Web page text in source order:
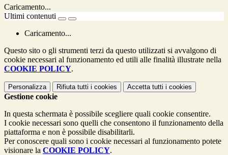
Caricamento...
Ultimi contenuti
Caricamento...
Questo sito o gli strumenti terzi da questo utilizzati si avvalgono di
cookie necessari al funzionamento ed utili alle finalità illustrate nella
COOKIE POLICY.
Personalizza Rifiuta tutti i cookies Accetta tutti i cookies
Gestione cookie
In questa schermata è possibile scegliere quali cookie consentire.
I cookie necessari sono quelli che consentono il funzionamento della
piattaforma e non è possibile disabilitarli.
Per conoscere quali sono i cookie necessari al funzionamento potete
visionare la COOKIE POLICY.